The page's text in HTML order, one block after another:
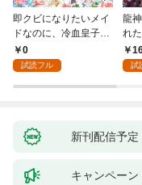
即クビになりたいメイ
ドなのに、冷血皇子に
執着されています第1
話
0
試読フル
龍
れ
入
試
新刊配信予定
キャンペーン